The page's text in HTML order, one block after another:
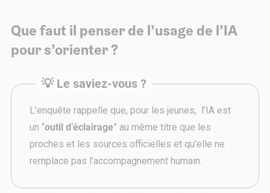
Que faut il penser de l’usage de l’IA
pour s’orienter ?
💡 Le saviez-vous ?
L’enquête rappelle que, pour les jeunes, l’IA est
un “outil d’éclairage” au même titre que les
proches et les sources officielles et qu’elle ne
remplace pas l’accompagnement humain.